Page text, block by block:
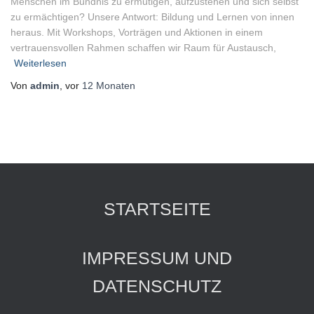
zu ermächtigen? Unsere Antwort: Bildung und Lernen von innen
heraus. Mit Workshops, Vorträgen und Aktionen in einem
vertrauensvollen Rahmen schaffen wir Raum für Austausch,
Weiterlesen
Von admin , vor 12 Monaten
STARTSEITE
IMPRESSUM UND
DATENSCHUTZ